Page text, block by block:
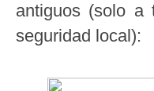
antiguos (solo a
seguridad local):